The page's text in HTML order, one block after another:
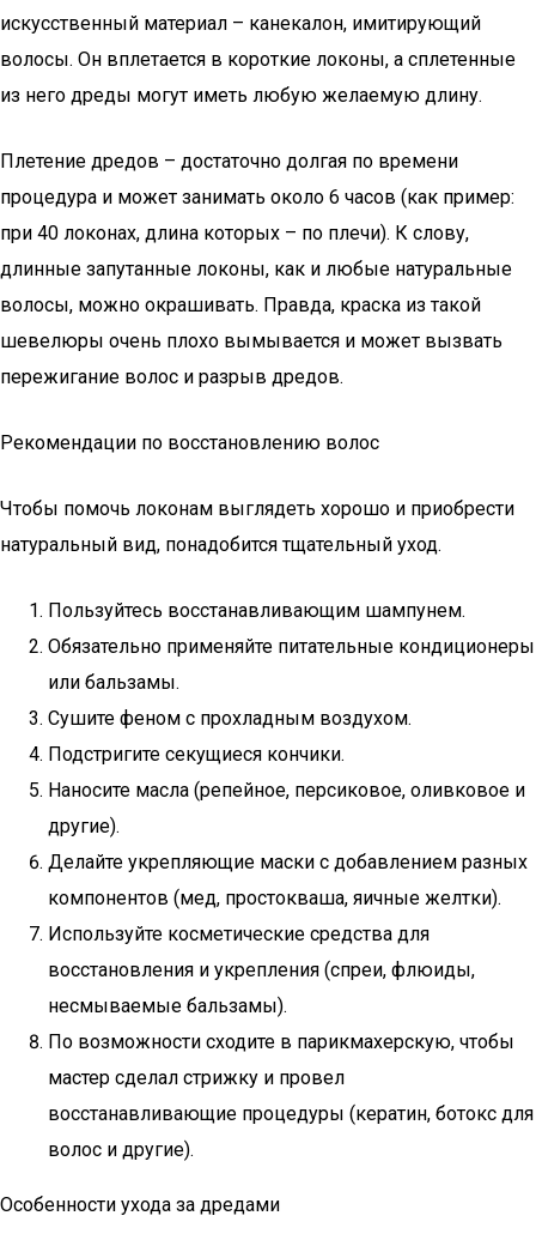
искусственный материал – канекалон, имитирующий
волосы. Он вплетается в короткие локоны, а сплетенные
из него дреды могут иметь любую желаемую длину.
Плетение дредов – достаточно долгая по времени
процедура и может занимать около 6 часов (как пример:
при 40 локонах, длина которых – по плечи). К слову,
длинные запутанные локоны, как и любые натуральные
волосы, можно окрашивать. Правда, краска из такой
шевелюры очень плохо вымывается и может вызвать
пережигание волос и разрыв дредов.
Рекомендации по восстановлению волос
Чтобы помочь локонам выглядеть хорошо и приобрести
натуральный вид, понадобится тщательный уход.
Пользуйтесь восстанавливающим шампунем.
Обязательно применяйте питательные кондиционеры
или бальзамы.
Сушите феном с прохладным воздухом.
Подстригите секущиеся кончики.
Наносите масла (репейное, персиковое, оливковое и
другие).
Делайте укрепляющие маски с добавлением разных
компонентов (мед, простокваша, яичные желтки).
Используйте косметические средства для
восстановления и укрепления (спреи, флюиды,
несмываемые бальзамы).
По возможности сходите в парикмахерскую, чтобы
мастер сделал стрижку и провел
восстанавливающие процедуры (кератин, ботокс для
волос и другие).
Особенности ухода за дредами